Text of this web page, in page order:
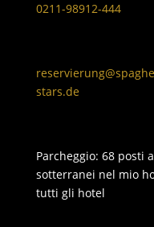
0211-98912-444
stars.de
Parcheggio: 68 posti
sotterranei nel mio
tutti gli hotel